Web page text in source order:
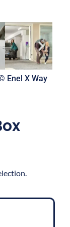
Enel X Way